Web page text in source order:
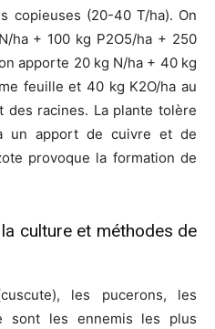
copieuses (20-40 T/ha). On
ha + 100 kg P2O5/ha + 250
apporte 20 kg N/ha + 40 kg
feuille et 40 kg K2O/ha au
des racines. La plante tolère
un apport de cuivre et de
provoque la formation de
culture et méthodes de
les pucerons, les
sont les ennemis les plus